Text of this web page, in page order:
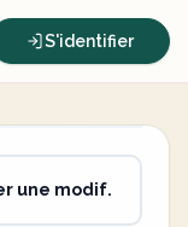
S'identifier
une modif.